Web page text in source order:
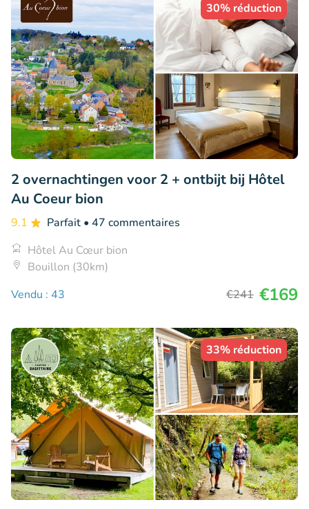
30% réduction
2 overnachtingen voor 2 + ontbijt bij Hôtel
Au Coeur bion
9.1 Parfait • 47 commentaires
Hôtel Au Cœur bion
Bouillon (30km)
Vendu : 43
€241 €169
33% réduction